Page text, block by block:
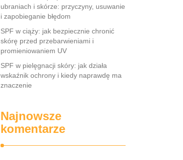
ubraniach i skórze: przyczyny, usuwanie
i zapobieganie błędom
SPF w ciąży: jak bezpiecznie chronić
skórę przed przebarwieniami i
promieniowaniem UV
SPF w pielęgnacji skóry: jak działa
wskaźnik ochrony i kiedy naprawdę ma
znaczenie
Najnowsze
komentarze